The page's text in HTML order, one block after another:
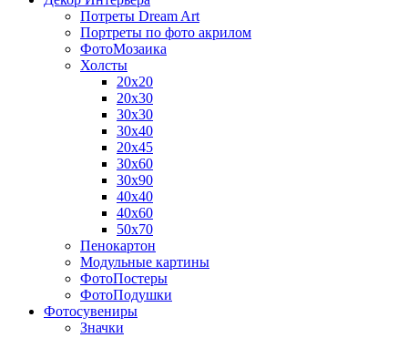
Потреты Dream Art
Портреты по фото акрилом
ФотоМозаика
Холсты
20х20
20х30
30х30
30х40
20х45
30х60
30х90
40х40
40х60
50х70
Пенокартон
Модульные картины
ФотоПостеры
ФотоПодушки
Фотоcувениры
Значки